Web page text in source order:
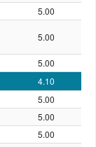
5.00
5.00
5.00
4.10
5.00
5.00
5.00